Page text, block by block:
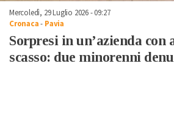
Mercoledì, 29 Luglio 2026 - 09:27
Cronaca- Pavia
Sorpresi in un’azienda con
scasso: due minorenni